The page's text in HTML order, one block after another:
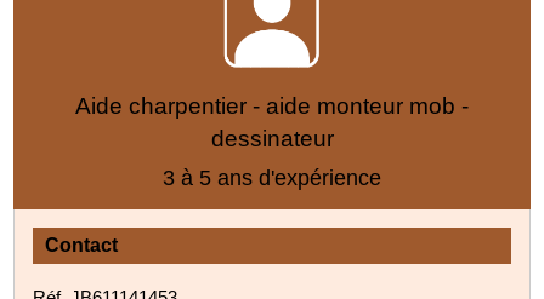
Aide charpentier - aide monteur mob -
dessinateur
3 à 5 ans d'expérience
Contact